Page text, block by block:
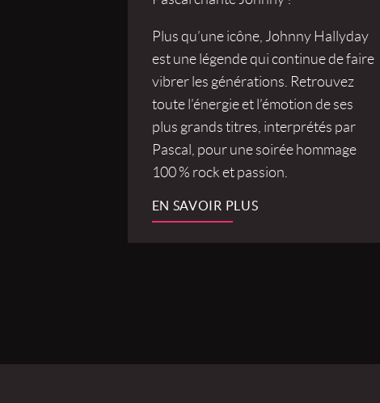
Plus qu’une icône, Johnny Hallyday
est une légende qui continue de faire
vibrer les générations. Retrouvez
toute l’énergie et l’émotion de ses
plus grands titres, interprétés par
Pascal, pour une soirée hommage
100 % rock et passion.
EN SAVOIR PLUS